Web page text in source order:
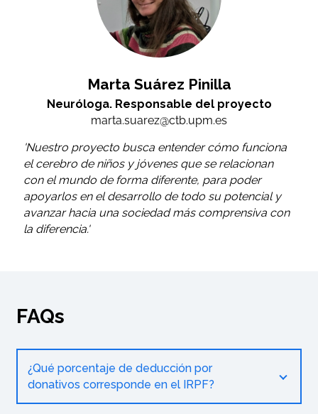
Marta Suárez Pinilla
Neuróloga. Responsable del proyecto
marta.suarez@ctb.upm.es
'Nuestro proyecto busca entender cómo funciona
el cerebro de niños y jóvenes que se relacionan
con el mundo de forma diferente, para poder
apoyarlos en el desarrollo de todo su potencial y
avanzar hacia una sociedad más comprensiva con
la diferencia.'
FAQs
¿Qué porcentaje de deducción por
donativos corresponde en el IRPF?